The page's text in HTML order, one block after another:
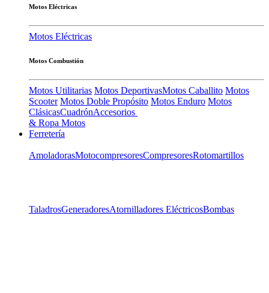
Motos Eléctricas
Motos Eléctricas
Motos Combustión
Motos Utilitarias Motos DeportivasMotos Caballito Motos
Scooter Motos Doble Propósito Motos Enduro Motos
ClásicasCuadrónAccesorios
& Ropa Motos
Ferretería
AmoladorasMotocompresoresCompresoresRotomartillos
TaladrosGeneradoresAtornilladores EléctricosBombas